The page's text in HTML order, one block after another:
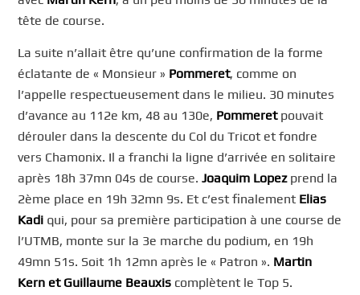
tête de course.
La suite n’allait être qu’une confirmation de la forme
éclatante de « Monsieur » Pommeret, comme on
l’appelle respectueusement dans le milieu. 30 minutes
d’avance au 112e km, 48 au 130e, Pommeretpouvait
dérouler dans la descente du Col du Tricot et fondre
vers Chamonix. Il a franchi la ligne d’arrivée en solitaire
après 18h 37mn 04s de course.Joaquim Lopezprend la
2ème place en 19h 32mn 9s. Et c’est finalement Elias
Kadi qui, pour sa première participation à une course de
l’UTMB, monte sur la 3e marche du podium, en 19h
49mn 51s. Soit 1h 12mn après le « Patron ». Martin
Kern et Guillaume Beauxis complètent le Top 5.